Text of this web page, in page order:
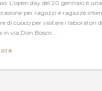
L’open day del 20 gennaio è una
per ragazzi e ragazze
di cuoco per visitare i laboratori
in via Don Bosco …